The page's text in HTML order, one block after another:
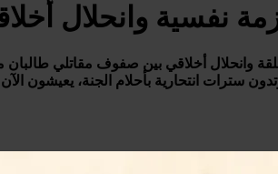
نفسية وانحلال
وانحلال أخلاقي بين صفوف مقاتلي طالبان من